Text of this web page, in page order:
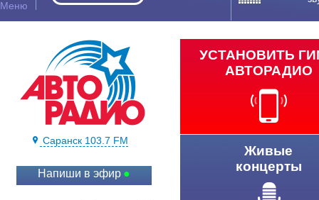
Саранск 103.7 FM
Напиши в эфир
УСТАНОВИТЬ
АВТОРАДИО
Живые
концерты